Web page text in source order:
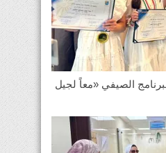
الصيفي «معاً لجيل